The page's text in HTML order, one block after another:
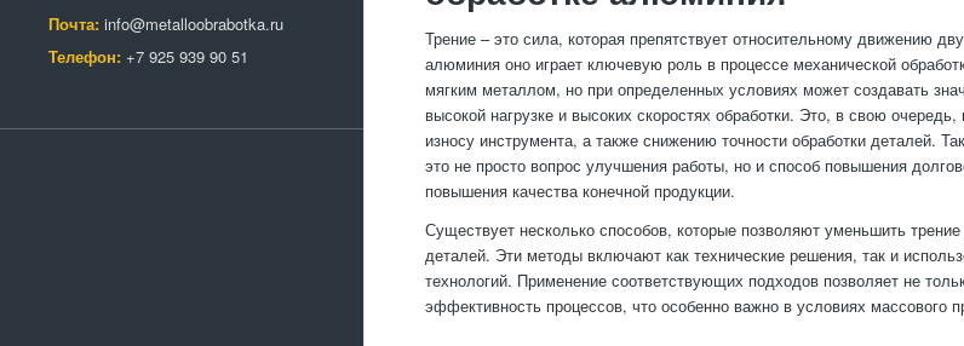
Почта: info@metalloobrabotka.ru
Телефон: +7 925 939 90 51
Трение – это сила, которая препятствует относительному движению
алюминия оно играет ключевую роль в процессе механической
мягким металлом, но при определенных условиях может создавать
высокой нагрузке и высоких скоростях обработки. Это, в свою
износу инструмента, а также снижению точности обработки деталей.
это не просто вопрос улучшения работы, но и способ повышения
повышения качества конечной продукции.
Существует несколько способов, которые позволяют уменьшить
деталей. Эти методы включают как технические решения, так и
технологий. Применение соответствующих подходов позволяет не
эффективность процессов, что особенно важно в условиях массового